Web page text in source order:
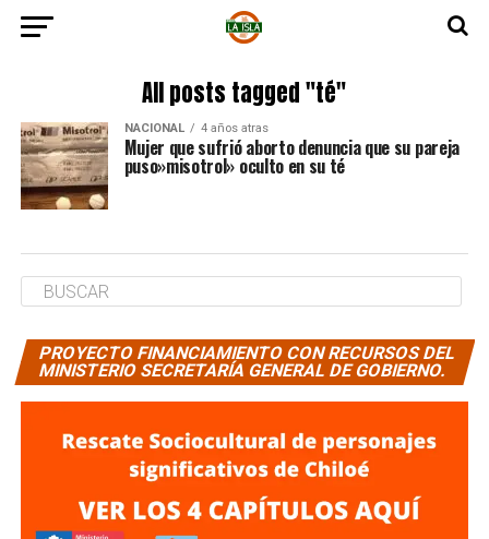
All posts tagged "té"
NACIONAL 4 años atras
Mujer que sufrió aborto denuncia que su pareja
puso»misotrol» oculto en su té
PROYECTO FINANCIAMIENTO CON RECURSOS DEL
MINISTERIO SECRETARÍA GENERAL DE GOBIERNO.